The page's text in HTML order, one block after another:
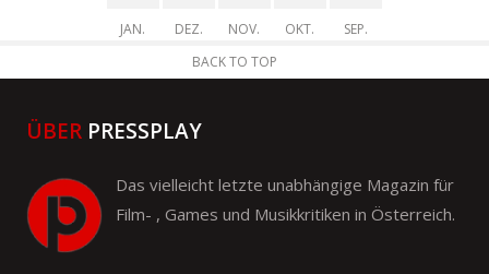
JAN. DEZ. NOV. OKT.
SEP.
BACK TO TOP
ÜBER PRESSPLAY
Das vielleicht letzte unabhängige Magazin für
Film- , Games und Musikkritiken in Österreich.